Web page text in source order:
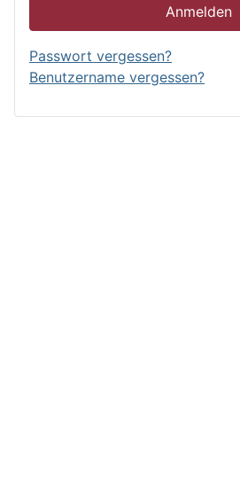
Anmelden
Passwort vergessen?
Benutzername vergessen?